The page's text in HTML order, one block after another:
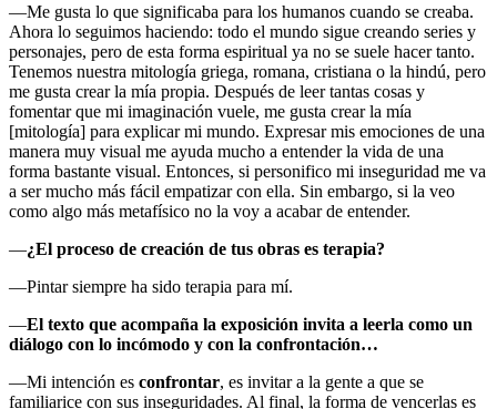
—Me gusta lo que significaba para los humanos cuando se creaba.
Ahora lo seguimos haciendo: todo el mundo sigue creando series y
personajes, pero de esta forma espiritual ya no se suele hacer tanto.
Tenemos nuestra mitología griega, romana, cristiana o la hindú, pero
me gusta crear la mía propia. Después de leer tantas cosas y
fomentar que mi imaginación vuele, me gusta crear la mía
[mitología] para explicar mi mundo. Expresar mis emociones de una
manera muy visual me ayuda mucho a entender la vida de una
forma bastante visual. Entonces, si personifico mi inseguridad me va
a ser mucho más fácil empatizar con ella. Sin embargo, si la veo
como algo más metafísico no la voy a acabar de entender.
—¿El proceso de creación de tus obras es terapia?
—Pintar siempre ha sido terapia para mí.
—El texto que acompaña la exposición invita a leerla como un
diálogo con lo incómodo y con la confrontación…
—Mi intención es confrontar, es invitar a la gente a que se
familiarice con sus inseguridades. Al final, la forma de vencerlas es